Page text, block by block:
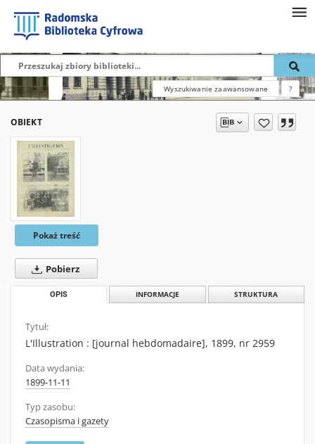
Wyszukiwanie zaawansowane ?
OBIEKT
Pokaż treść
Pobierz
OPIS INFORMACJE STRUKTURA
Tytuł:
L'Illustration : [journal hebdomadaire], 1899, nr 2959
Data wydania:
1899-11-11
Typ zasobu:
Czasopisma i gazety